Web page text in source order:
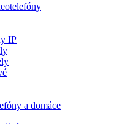
IP
a domáce